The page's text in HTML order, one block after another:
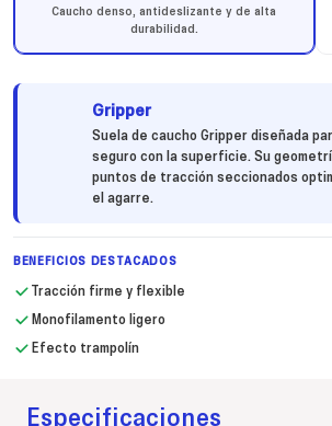
Caucho denso, antideslizante y de alta
durabilidad.
Gripper
Suela de caucho Gripper diseñada
seguro con la superficie. Su
puntos de tracción seccionados
el agarre.
BENEFICIOS DESTACADOS
Tracción firme y flexible
Monofilamento ligero
Efecto trampolín
Especificaciones